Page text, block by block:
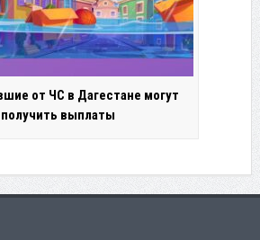
от ЧС в Дагестане могут
получить выплаты